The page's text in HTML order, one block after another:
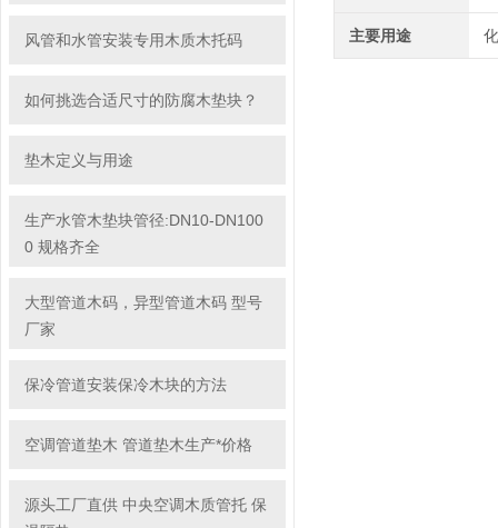
风管和水管安装专用木质木托码
如何挑选合适尺寸的防腐木垫块？
垫木定义与用途
生产水管木垫块管径:DN10-DN100
0 规格齐全
大型管道木码，异型管道木码 型号
厂家
保冷管道安装保冷木块的方法
空调管道垫木 管道垫木生产*价格
源头工厂直供 中央空调木质管托 保
主要用途